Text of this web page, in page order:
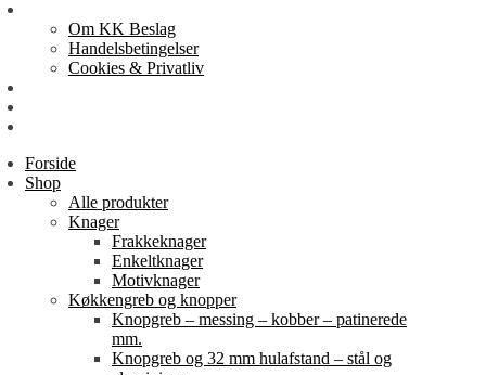
Om KK Beslag
Handelsbetingelser
Cookies & Privatliv
Forside
Shop
Alle produkter
Knager
Frakkeknager
Enkeltknager
Motivknager
Køkkengreb og knopper
Knopgreb – messing – kobber – patinerede
mm.
Knopgreb og 32 mm hulafstand – stål og